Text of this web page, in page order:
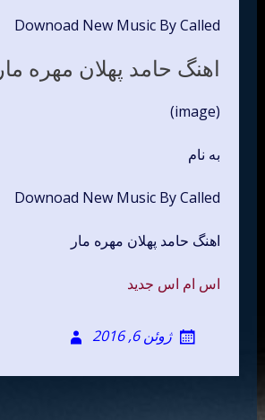
Downoad New Music By Called
اهنگ حامد پهلان مهره مار
(image)
به نام
Downoad New Music By Called
اهنگ حامد پهلان مهره مار
اس ام اس جدید
ژوئن 6, 2016